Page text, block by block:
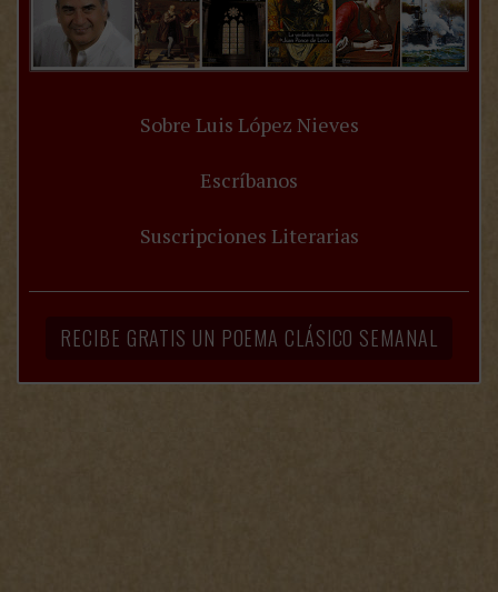
Sobre Luis López Nieves
Escríbanos
Suscripciones Literarias
RECIBE GRATIS UN POEMA CLÁSICO SEMANAL